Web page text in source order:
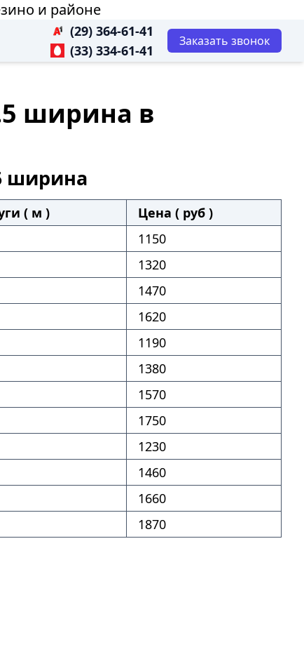
и районе
(29) 364-61-41
(33) 334-61-41
Заказать звонок
ширина в
ширина
( м )
Цена ( руб )
1150
1320
1470
1620
1190
1380
1570
1750
1230
1460
1660
1870